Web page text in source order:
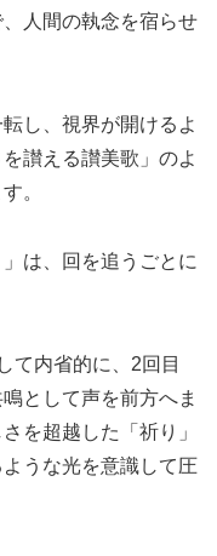
人間の執念を宿らせ
し、視界が開けるよ
讃える讃美歌」のよ
。
は、回を追うごとに
て内省的に、2回目
として声を前方へま
を超越した「祈り」
うな光を意識して圧